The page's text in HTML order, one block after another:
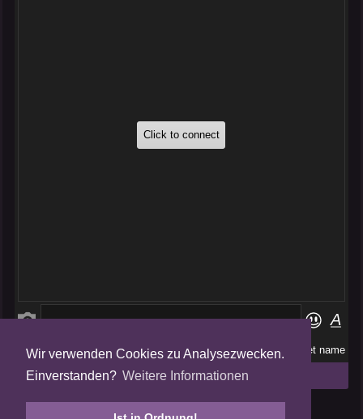
Wir verwenden Cookies zu Analysezwecken.
Einverstanden? Weitere Informationen
Folge uns auf
Tweets by AmalgamFansubs